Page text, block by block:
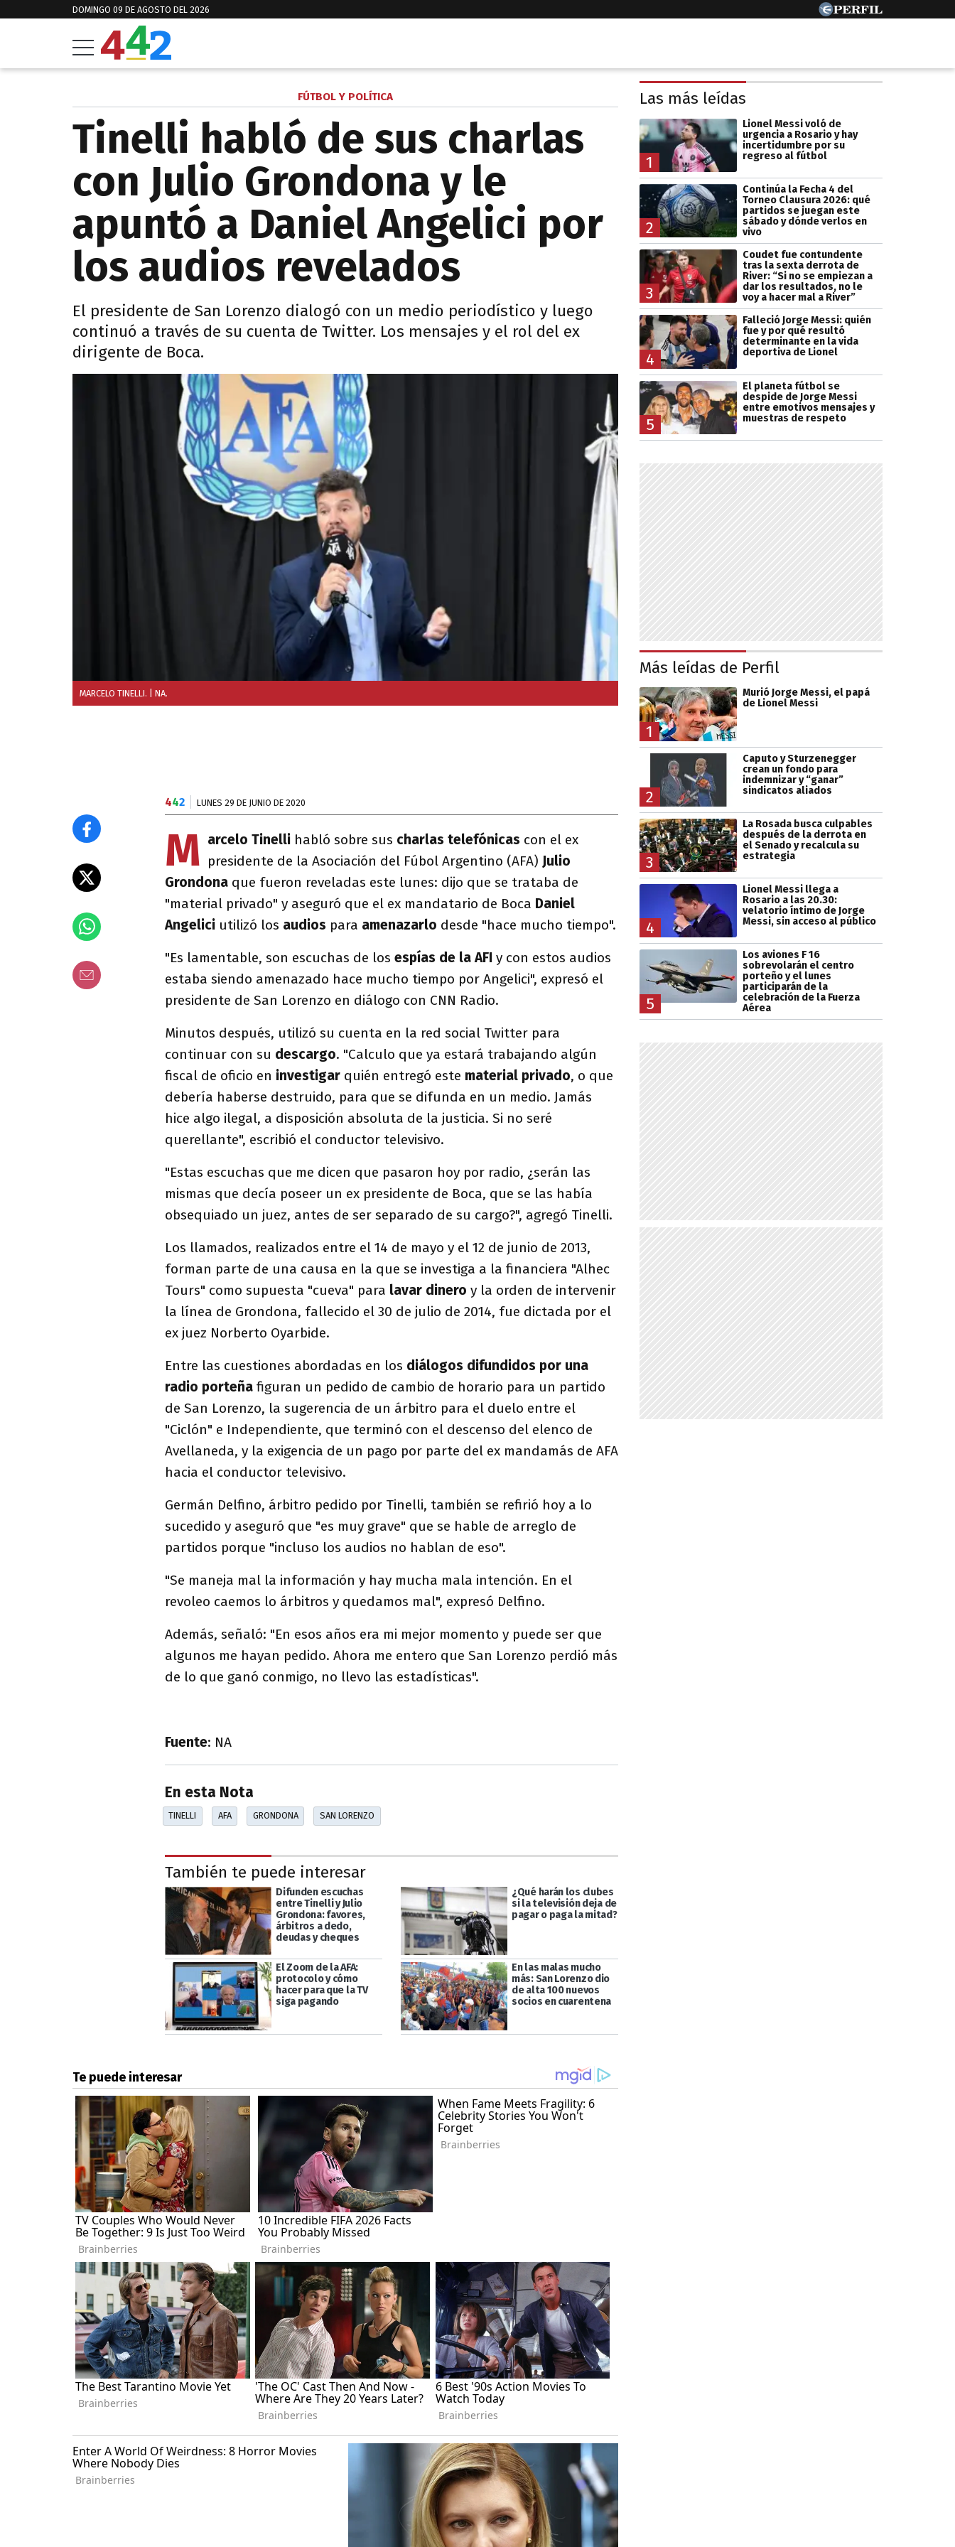
DOMINGO 09 DE AGOSTO DEL 2026
FÚTBOL Y POLÍTICA
Tinelli habló de sus charlas
con Julio Grondona y le
apuntó a Daniel Angelici por
los audios revelados
El presidente de San Lorenzo dialogó con un medio periodístico y luego
continuó a través de su cuenta de Twitter. Los mensajes y el rol del ex
dirigente de Boca.
MARCELO TINELLI. | NA.
442 LUNES 29 DE JUNIO DE 2020
M arcelo Tinelli habló sobre sus charlas telefónicas con el ex
presidente de la Asociación del Fúbol Argentino (AFA) Julio
Grondona que fueron reveladas este lunes: dijo que se trataba de
"material privado" y aseguró que el ex mandatario de Boca Daniel
Angelici utilizó los audios para amenazarlo desde "hace mucho tiempo".
"Es lamentable, son escuchas de los espías de la AFI y con estos audios
estaba siendo amenazado hace mucho tiempo por Angelici", expresó el
presidente de San Lorenzo en diálogo con CNN Radio.
Minutos después, utilizó su cuenta en la red social Twitter para
continuar con su descargo. "Calculo que ya estará trabajando algún
fiscal de oficio en investigar quién entregó este material privado, o que
debería haberse destruido, para que se difunda en un medio. Jamás
hice algo ilegal, a disposición absoluta de la justicia. Si no seré
querellante", escribió el conductor televisivo.
"Estas escuchas que me dicen que pasaron hoy por radio, ¿serán las
mismas que decía poseer un ex presidente de Boca, que se las había
obsequiado un juez, antes de ser separado de su cargo?", agregó Tinelli.
Los llamados, realizados entre el 14 de mayo y el 12 de junio de 2013,
forman parte de una causa en la que se investiga a la financiera "Alhec
Tours" como supuesta "cueva" para lavar dinero y la orden de intervenir
la línea de Grondona, fallecido el 30 de julio de 2014, fue dictada por el
ex juez Norberto Oyarbide.
Entre las cuestiones abordadas en los diálogos difundidos por una
radio porteña figuran un pedido de cambio de horario para un partido
de San Lorenzo, la sugerencia de un árbitro para el duelo entre el
"Ciclón" e Independiente, que terminó con el descenso del elenco de
Avellaneda, y la exigencia de un pago por parte del ex mandamás de AFA
hacia el conductor televisivo.
Germán Delfino, árbitro pedido por Tinelli, también se refirió hoy a lo
sucedido y aseguró que "es muy grave" que se hable de arreglo de
partidos porque "incluso los audios no hablan de eso".
"Se maneja mal la información y hay mucha mala intención. En el
revoleo caemos lo árbitros y quedamos mal", expresó Delfino.
Además, señaló: "En esos años era mi mejor momento y puede ser que
algunos me hayan pedido. Ahora me entero que San Lorenzo perdió más
de lo que ganó conmigo, no llevo las estadísticas".
Fuente: NA
En esta Nota
TINELLI AFA GRONDONA SAN LORENZO
También te puede interesar
Difunden escuchas
entre Tinelli y Julio
Grondona: favores,
árbitros a dedo,
deudas y cheques
¿Qué harán los clubes
si la televisión deja de
pagar o paga la mitad?
El Zoom de la AFA:
protocolo y cómo
hacer para que la TV
siga pagando
En las malas mucho
más: San Lorenzo dio
de alta 100 nuevos
socios en cuarentena
Las más leídas
1
Lionel Messi voló de
urgencia a Rosario y hay
incertidumbre por su
regreso al fútbol
2
Continúa la Fecha 4 del
Torneo Clausura 2026: qué
partidos se juegan este
sábado y dónde verlos en
vivo
3
Coudet fue contundente
tras la sexta derrota de
River: “Si no se empiezan a
dar los resultados, no le
voy a hacer mal a River”
4
Falleció Jorge Messi: quién
fue y por qué resultó
determinante en la vida
deportiva de Lionel
5
El planeta fútbol se
despide de Jorge Messi
entre emotivos mensajes y
muestras de respeto
Más leídas de Perfil
1
Murió Jorge Messi, el papá
de Lionel Messi
2
Caputo y Sturzenegger
crean un fondo para
indemnizar y “ganar”
sindicatos aliados
3
La Rosada busca culpables
después de la derrota en
el Senado y recalcula su
estrategia
4
Lionel Messi llega a
Rosario a las 20.30:
velatorio íntimo de Jorge
Messi, sin acceso al público
5
Los aviones F 16
sobrevolarán el centro
porteño y el lunes
participarán de la
celebración de la Fuerza
Aérea